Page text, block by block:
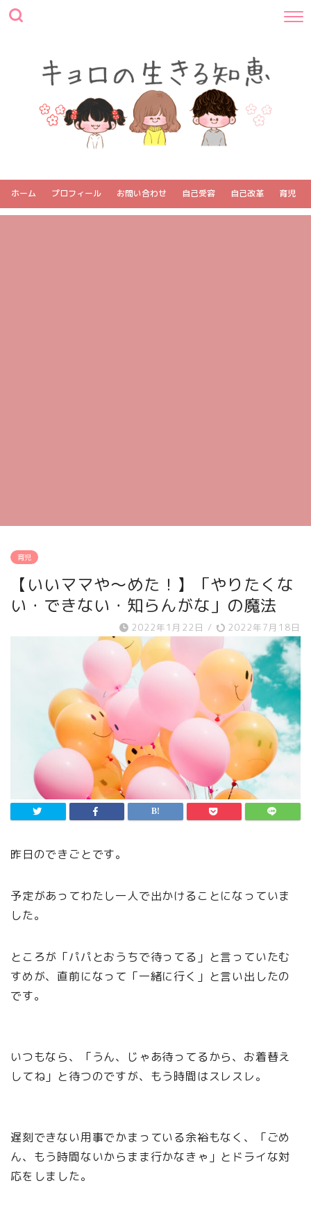
ホーム プロフィール お問い合わせ 自己受容 自己改革 育児
育児
【いいママや〜めた！】「やりたくな
い・できない・知らんがな」の魔法
2022年1月22日 / 2022年7月18日
昨日のできごとです。
予定があってわたし一人で出かけることになっていま
した。
ところが「パパとおうちで待ってる」と言っていたむ
すめが、直前になって「一緒に行く」と言い出したの
です。
いつもなら、「うん、じゃあ待ってるから、お着替え
してね」と待つのですが、もう時間はスレスレ。
遅刻できない用事でかまっている余裕もなく、「ごめ
ん、もう時間ないからまま行かなきゃ」とドライな対
応をしました。